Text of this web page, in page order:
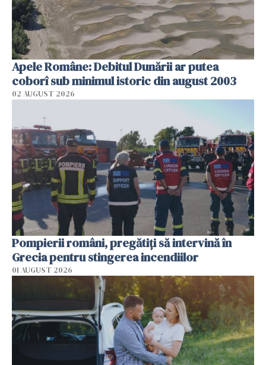
Apele Române: Debitul Dunării ar putea
coborî sub minimul istoric din august 2003
02 AUGUST 2026
Pompierii români, pregătiţi să intervină în
Grecia pentru stingerea incendiilor
01 AUGUST 2026